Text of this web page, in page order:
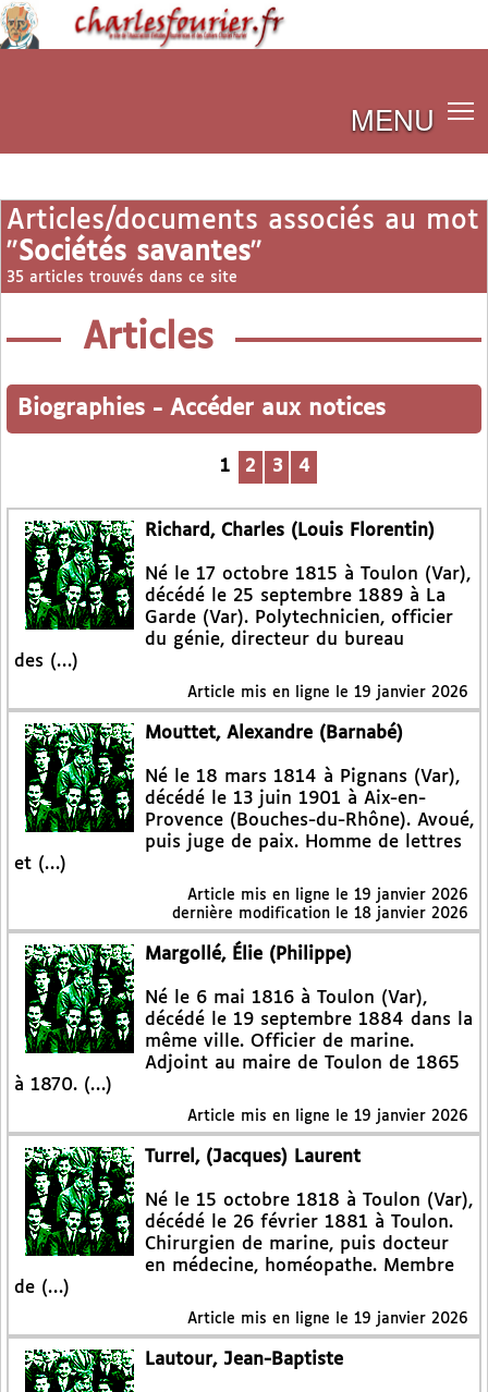
MENU
Articles/documents associés au mot
"Sociétés savantes"
35 articles trouvés dans ce site
Articles
Biographies - Accéder aux notices
1 2 3 4
Richard, Charles (Louis Florentin)
Né le 17 octobre 1815 à Toulon (Var),
décédé le 25 septembre 1889 à La
Garde (Var). Polytechnicien, officier
du génie, directeur du bureau
des (…)
Article mis en ligne le 19 janvier 2026
Mouttet, Alexandre (Barnabé)
Né le 18 mars 1814 à Pignans (Var),
décédé le 13 juin 1901 à Aix-en-
Provence (Bouches-du-Rhône). Avoué,
puis juge de paix. Homme de lettres
et (…)
Article mis en ligne le 19 janvier 2026
dernière modification le 18 janvier 2026
Margollé, Élie (Philippe)
Né le 6 mai 1816 à Toulon (Var),
décédé le 19 septembre 1884 dans la
même ville. Officier de marine.
Adjoint au maire de Toulon de 1865
à 1870. (…)
Article mis en ligne le 19 janvier 2026
Turrel, (Jacques) Laurent
Né le 15 octobre 1818 à Toulon (Var),
décédé le 26 février 1881 à Toulon.
Chirurgien de marine, puis docteur
en médecine, homéopathe. Membre
de (…)
Article mis en ligne le 19 janvier 2026
Lautour, Jean-Baptiste